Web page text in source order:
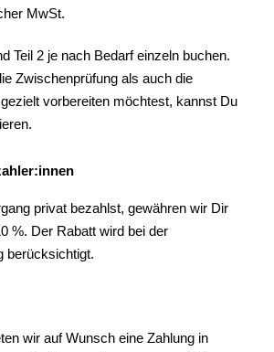
MwSt.
Teil 2 je nach Bedarf einzeln buchen.
Zwischenprüfung als auch die
vorbereiten möchtest, kannst Du
privat bezahlst, gewähren wir Dir
%. Der Rabatt wird bei der
berücksichtigt.
wir auf Wunsch eine Zahlung in